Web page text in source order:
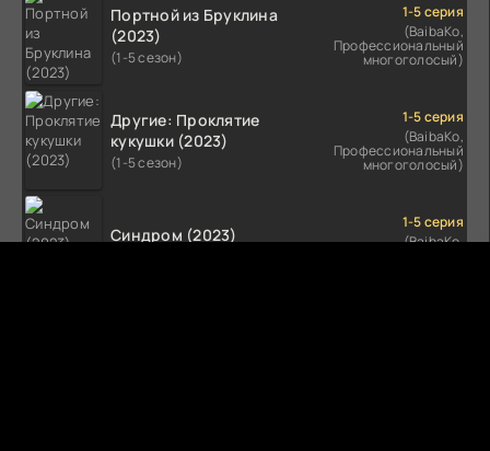
Портной из Бруклина
(2023)
(1-5 сезон)
1-5 серия
(BaibaKo,
Профессиональный
многоголосый)
Другие: Проклятие
кукушки (2023)
(1-5 сезон)
1-5 серия
(BaibaKo,
Профессиональный
многоголосый)
Синдром (2023)
1-5 серия
(BaibaKo,